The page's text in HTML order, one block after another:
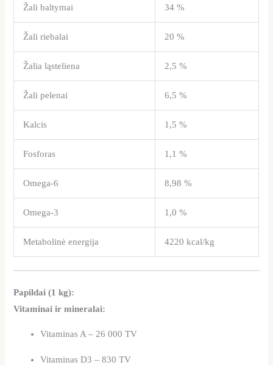
Žali baltymai 34 %
Žali riebalai 20 %
Žalia ląsteliena 2,5 %
Žali pelenai 6,5 %
Kalcis 1,5 %
Fosforas 1,1 %
Omega-6 8,98 %
Omega-3 1,0 %
Metabolinė energija 4220 kcal/kg
Papildai (1 kg):
Vitaminai ir mineralai:
Vitaminas A – 26 000 TV
Vitaminas D3 – 830 TV